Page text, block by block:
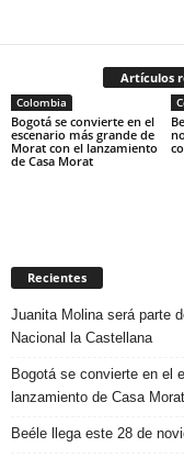
Artículos
Colombia
Bogotá se convierte en el
escenario más grande de
Morat con el lanzamiento
de Casa Morat
Recientes
Juanita Molina será parte
Nacional la Castellana
Bogotá se convierte en el
lanzamiento de Casa Morat
Beéle llega este 28 de